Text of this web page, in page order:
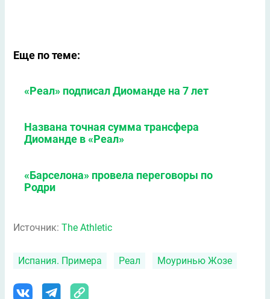
Еще по теме:
«Реал» подписал Диоманде на 7 лет
Названа точная сумма трансфера
Диоманде в «Реал»
«Барселона» провела переговоры по
Родри
Источник: The Athletic
Испания. Примера Реал Моуринью Жозе